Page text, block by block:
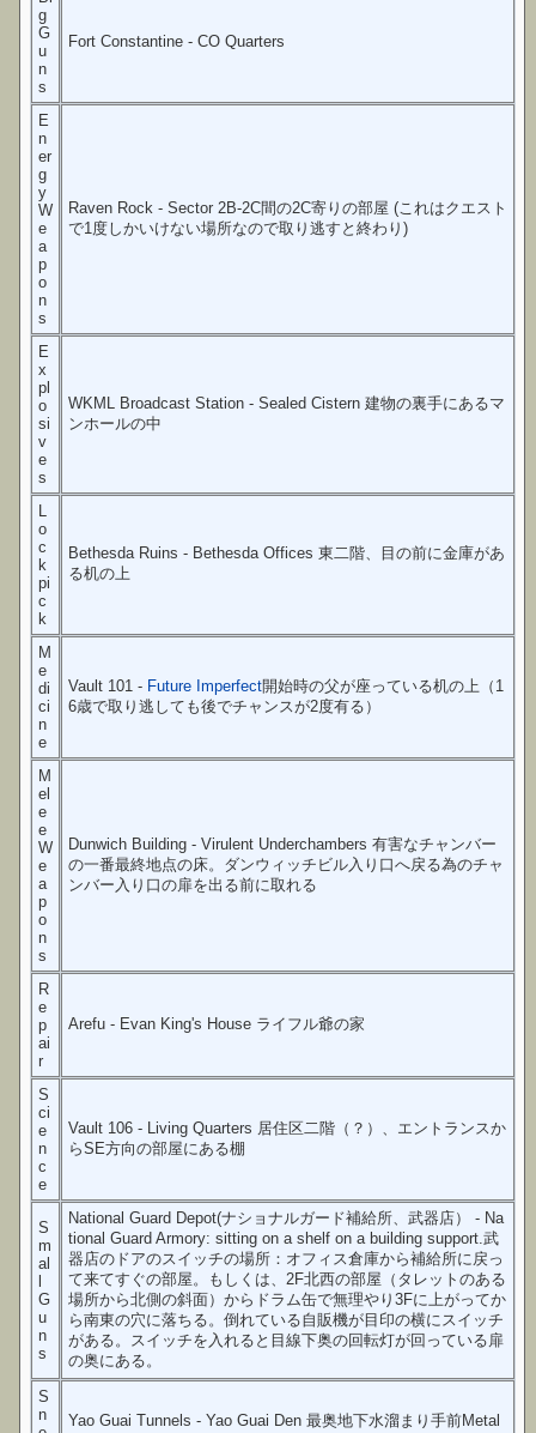
g
G
u
n
s
Fort Constantine - CO Quarters
E
n
er
g
y
W
e
a
p
o
n
s
Raven Rock - Sector 2B-2C間の2C寄りの部屋 (これはクエスト
で1度しかいけない場所なので取り逃すと終わり)
E
x
pl
o
si
v
e
s
WKML Broadcast Station - Sealed Cistern 建物の裏手にあるマ
ンホールの中
L
o
c
k
pi
c
k
Bethesda Ruins - Bethesda Offices 東二階、目の前に金庫があ
る机の上
M
e
di
ci
n
e
Vault 101 - Future Imperfect開始時の父が座っている机の上（1
6歳で取り逃しても後でチャンスが2度有る）
M
el
e
e
W
e
a
p
o
n
s
Dunwich Building - Virulent Underchambers 有害なチャンバー
の一番最終地点の床。ダンウィッチビル入り口へ戻る為のチャ
ンバー入り口の扉を出る前に取れる
R
e
p
ai
r
Arefu - Evan King's House ライフル爺の家
S
ci
e
n
c
e
Vault 106 - Living Quarters 居住区二階（？）、エントランスか
らSE方向の部屋にある棚
S
m
al
G
u
n
s
National Guard Depot(ナショナルガード補給所、武器店） - Na
tional Guard Armory: sitting on a shelf on a building support.武
器店のドアのスイッチの場所：オフィス倉庫から補給所に戻っ
て来てすぐの部屋。もしくは、2F北西の部屋（タレットのある
場所から北側の斜面）からドラム缶で無理やり3Fに上がってか
ら南東の穴に落ちる。倒れている自販機が目印の横にスイッチ
がある。スイッチを入れると目線下奥の回転灯が回っている扉
の奥にある。
S
n
Yao Guai Tunnels - Yao Guai Den 最奥地下水溜まり手前Metal